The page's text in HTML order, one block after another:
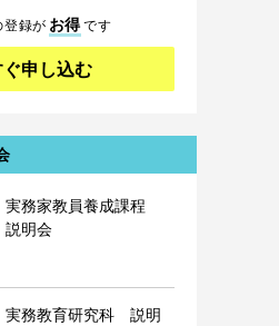
登録が お得です
申し込む
実務家教員養成課程
説明会
実務教育研究科 説明